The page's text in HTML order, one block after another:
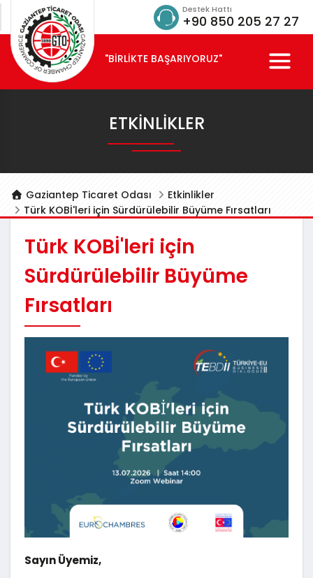
Destek Hattı
+90 850 205 27 27
"BİRLİKTE BAŞARIYORUZ"
ETKINLIKLER
Gaziantep Ticaret Odası
Etkinlikler
Türk KOBİ'leri için Sürdürülebilir Büyüme Fırsatları
Türk KOBİ'leri için
Sürdürülebilir Büyüme
Fırsatları
Sayın Üyemiz,